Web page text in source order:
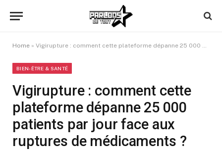
Home » Vigirupture : comment cette plateforme dépanne 25 000 patients par jour face aux ruptures de médicaments ?
BIEN-ÊTRE & SANTÉ
Vigirupture : comment cette
plateforme dépanne 25 000
patients par jour face aux
ruptures de médicaments ?